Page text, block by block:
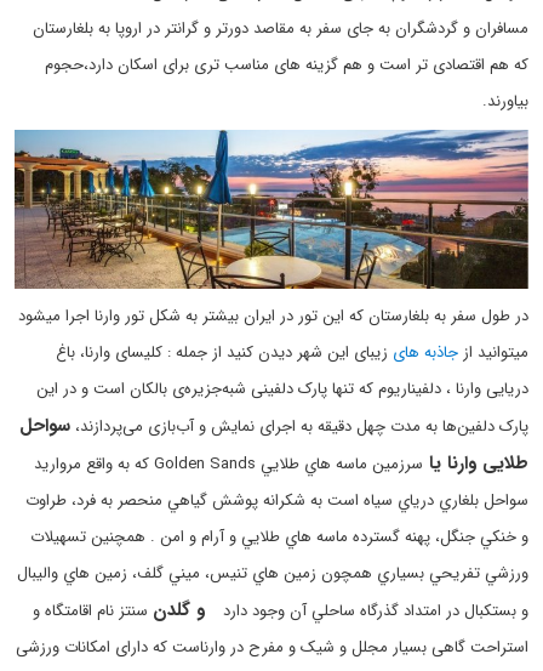
مسافران و گردشگران به جای سفر به مقاصد دورتر و گرانتر در اروپا به بلغارستان
که هم اقتصادی تر است و هم گزینه های مناسب تری برای اسکان دارد،حجوم
بیاورند.
در طول سفر به بلغارستان که این تور در ایران بیشتر به شکل تور وارنا اجرا میشود
میتوانید ازجاذبه های زیبای این شهر دیدن کنید از جمله : کلیسای وارنا، باغ
دریایی وارنا ، دلفیناریوم که تنها پارک دلفینی شبه‌جزیره‌ی بالکان است و در این
پارک دلفین‌ها به مدت چهل دقیقه به اجرای نمایش و آب‌بازی می‌پردازند، سواحل
طلایی وارنا یا
سرزمين ماسه هاي طلايي Golden Sands كه به واقع مرواريد
سواحل بلغاري درياي سياه است به شكرانه پوشش گياهي منحصر به فرد، طراوت
و خنكي جنگل، پهنه گسترده ماسه هاي طلايي و آرام و امن . همچنین تسهيلات
ورزشي تفريحي بسياري همچون زمين هاي تنيس، ميني گلف، زمين هاي واليبال
و بستكبال در امتداد گذرگاه ساحلي آن وجود دارد
و گلدن سنتز نام اقامتگاه و
استراحت گاهی بسیار مجلل و شیک و مفرح در وارناست که دارای امکانات ورزشی